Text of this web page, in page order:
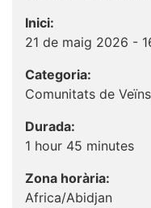
Inici:
21 de maig 2026 -
Categoria:
Comunitats de Veïns
Durada:
1 hour 45 minutes
Zona horària:
Africa/Abidjan